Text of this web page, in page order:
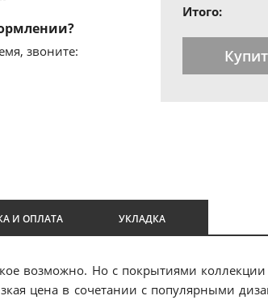
звоните:
Итого:
И ОПЛАТА УКЛАДКА
возможно. Но с покрытиями коллекции
цена в сочетании с популярными